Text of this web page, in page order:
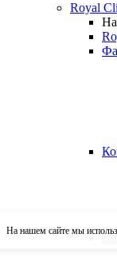
Royal
На нашем сайте мы